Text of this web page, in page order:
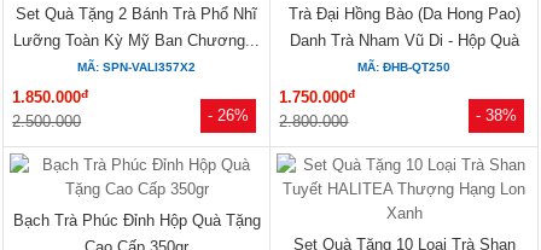
- 26%
Set Quà Tặng 2 Bánh Trà Phổ Nhĩ
Lưỡng Toàn Kỳ Mỹ Ban Chương...
MÃ: SPN-VALI357X2
1.850.000đ
2.500.000 - 38%
Trà Đại Hồng Bào (Da Hong Pao)
Danh Trà Nham Vũ Di - Hộp Quà
Sứ...
MÃ: ĐHB-QT250
1.750.000đ
2.800.000
Bạch Trà Phúc Đỉnh Hộp Quà Tặng
Set Quà Tặng 10 Loại Trà Shan